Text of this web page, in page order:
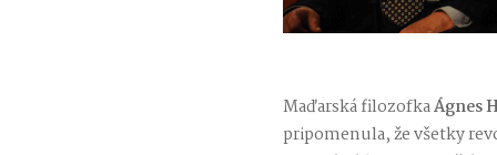
Maďarská filozofkaÁgnes
pripomenula, že všetky